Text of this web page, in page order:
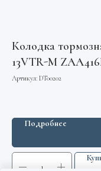
Колодка
13VTR-M
Артикул: DT00202
Подробнее